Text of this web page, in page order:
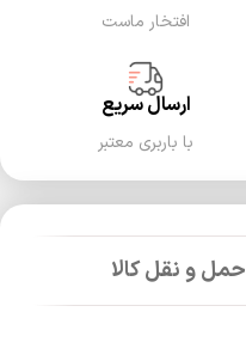
افتخار ماست
ارسال سریع
با باربری معتبر
حمل و نقل کالا